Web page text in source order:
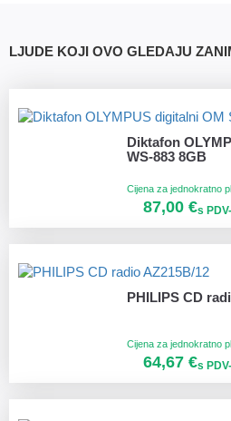
LJUDE KOJI OVO GLEDAJU
Diktafon
WS-883 8GB
Cijena za jednokratno
87,00 €s
PHILIPS CD
Cijena za jednokratno
64,67 €s